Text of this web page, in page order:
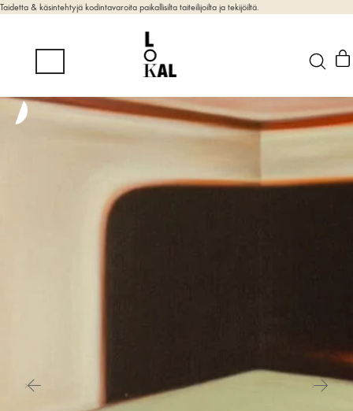
Taidetta & käsintehtyjä kodintavaroita paikallisilta taiteilijoilta ja tekijöiltä.